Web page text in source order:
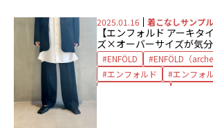
2025.01.16 着こなしサンプル
【エンフォルド アーキタ
ズ×オーバーサイズが気
ディレクター植田みずき
ENFÖLD ENFÖLD（
エンフォルド
エンフォ